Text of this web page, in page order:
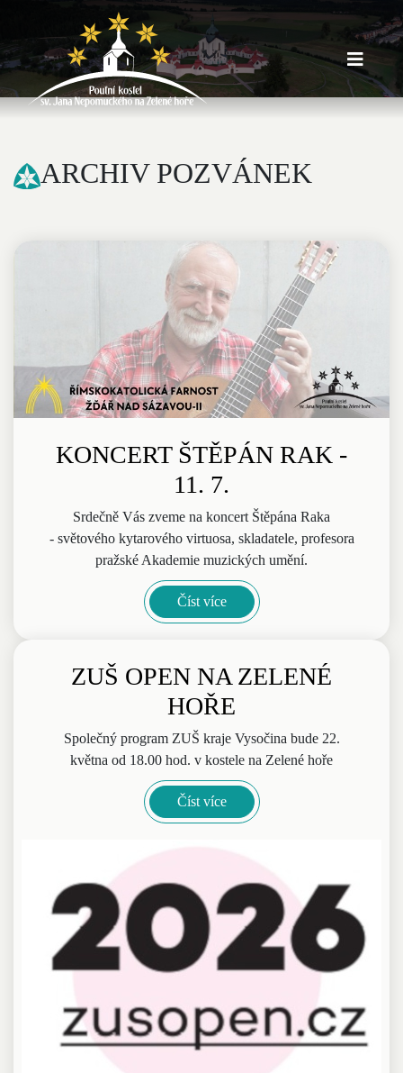
ARCHIV POZVÁNEK
KONCERT ŠTĚPÁN RAK -
11. 7.
Srdečně Vás zveme na koncert Štěpána Raka
- světového kytarového virtuosa, skladatele, profesora
pražské Akademie muzických umění.
Číst více
ZUŠ OPEN NA ZELENÉ
HOŘE
Společný program ZUŠ kraje Vysočina bude 22.
května od 18.00 hod. v kostele na Zelené hoře
Číst více